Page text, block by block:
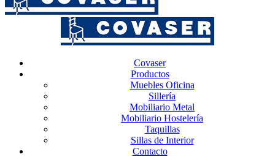
Covaser
Productos
Muebles Oficina
Sillería
Mobiliario Metal
Mobiliario Hostelería
Taquillas
Sillas de Interior
Contacto